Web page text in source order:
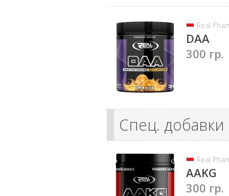
Real
DAA
300 гр.
Спец. добавки
Real
AAKG
300 гр.